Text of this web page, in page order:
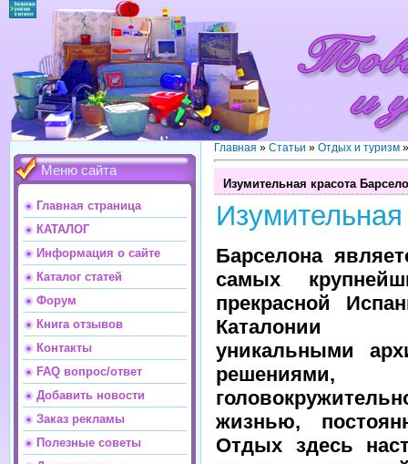
Меню сайта
Главная страница
КАТАЛОГ
Информация о сайте
Каталог статей
Форум
Книга отзывов
Контакты
FAQ вопрос/ответ
Добавить новости
Заказ рекламы
Полезные советы
Главная » Статьи » Отдых и туризм
Изумительная красота
Барселона
самых
прекрасной
уникальными
решениями,
жизнью,
Отдых здесь